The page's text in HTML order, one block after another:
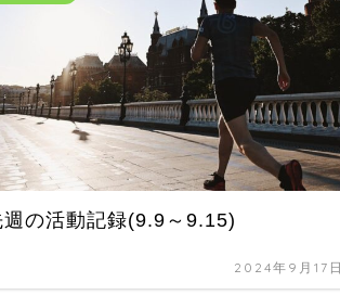
週の活動記録(9.9～9.15)
2024年9月17日